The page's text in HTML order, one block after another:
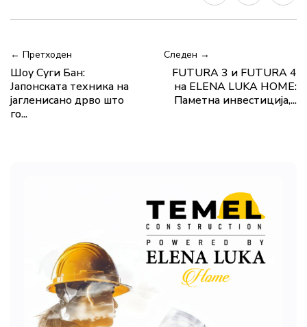
← Претходен
Шоу Суги Бан:
Јапонската техника на
јагленисано дрво што
го...
Следен →
FUTURA 3 и FUTURA 4
на ELENA LUKA HOME:
Паметна инвестиција,...